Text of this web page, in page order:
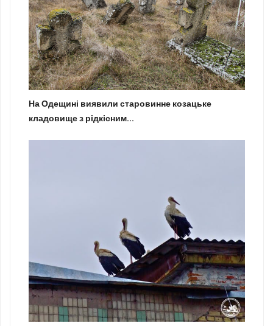
На Одещині виявили старовинне козацьке
кладовище з рідкісним...